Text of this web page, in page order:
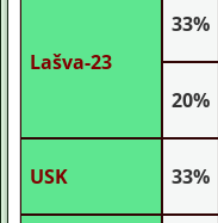
Lašva-23
33%
20%
USK 33%